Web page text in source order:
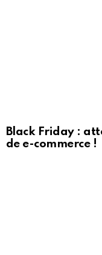
Black Friday :
de e-commerce !